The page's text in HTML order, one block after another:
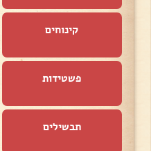
קינוחים
פשטידות
תבשילים